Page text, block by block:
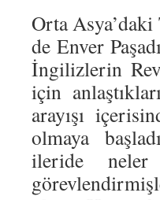
Orta
de Enver
İngilizlerin
için
arayışı
olmaya
ileride neler